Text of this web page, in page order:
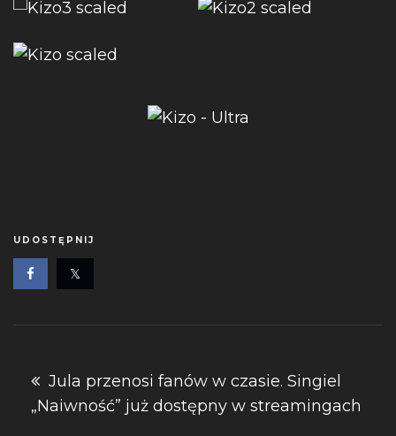
UDOSTĘPNIJ
Nawigacja
wpisu
Jula przenosi fanów w czasie. Singiel
„Naiwność” już dostępny w streamingach